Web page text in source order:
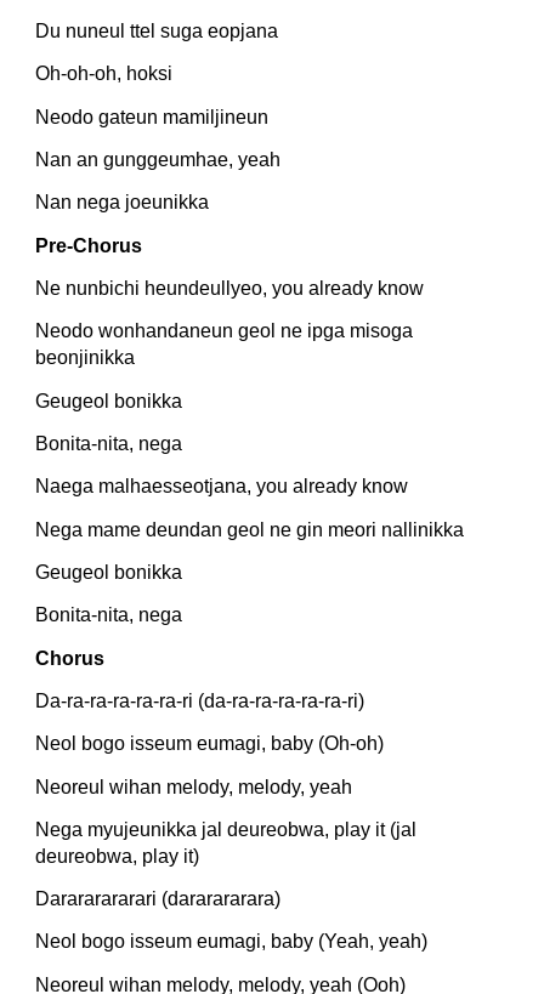
Du nuneul ttel suga eopjana
Oh-oh-oh, hoksi
Neodo gateun mamiljineun
Nan an gunggeumhae, yeah
Nan nega joeunikka
Pre-Chorus
Ne nunbichi heundeullyeo, you already know
Neodo wonhandaneun geol ne ipga misoga
beonjinikka
Geugeol bonikka
Bonita-nita, nega
Naega malhaesseotjana, you already know
Nega mame deundan geol ne gin meori nallinikka
Geugeol bonikka
Bonita-nita, nega
Chorus
Da-ra-ra-ra-ra-ra-ri (da-ra-ra-ra-ra-ra-ri)
Neol bogo isseum eumagi, baby (Oh-oh)
Neoreul wihan melody, melody, yeah
Nega myujeunikka jal deureobwa, play it (jal
deureobwa, play it)
Darararararari (dararararara)
Neol bogo isseum eumagi, baby (Yeah, yeah)
Neoreul wihan melody, melody, yeah (Ooh)